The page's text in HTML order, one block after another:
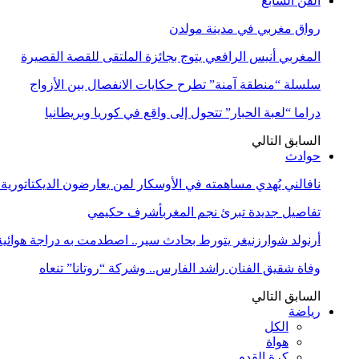
رواق مغربي في مدينة مولدن
المغربي أنيس الرافعي يتوج بجائزة الملتقى للقصة القصيرة
سلسلة “منطقة آمنة” تطرح حكايات الانفصال بين الأزواج
دراما “لعبة الحبار” تتحول إلى واقع في كوريا وبريطانيا
السابق التالي
حوادث
نافالني يُهدي مساهمته في الأوسكار لمن يعارضون
تفاصيل جديدة تبرئ نجم المغربأشرف حكيمي
أرنولد شوارزنيغر يتورط بحادث سير.. اصطدمت به دراجة
وفاة شقيق الفنان راشد الفارس.. وشركة “روتانا” تنعاه
السابق التالي
رياضة
الكل
هواة